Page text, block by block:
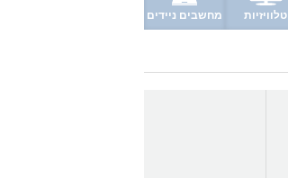
טלוויזיות מחשבים ניידים